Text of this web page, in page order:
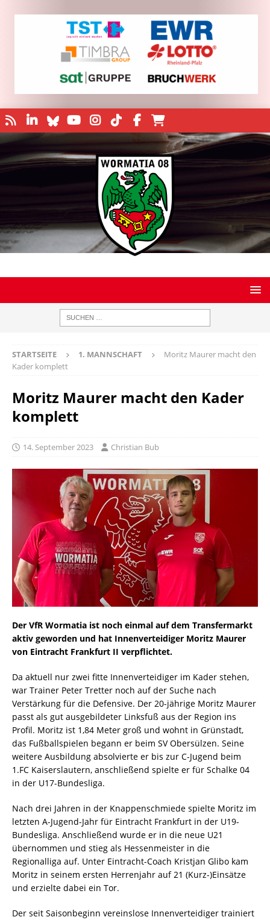
STARTSEITE 1. MANNSCHAFT
Moritz Maurer macht den
Kader komplett
Moritz Maurer macht den Kader
komplett
14. September 2023 Christian Bub
Der VfR Wormatia ist noch einmal auf dem Transfermarkt
aktiv geworden und hat Innenverteidiger Moritz Maurer
von Eintracht Frankfurt II verpflichtet.
Da aktuell nur zwei fitte Innenverteidiger im Kader stehen,
war Trainer Peter Tretter noch auf der Suche nach
Verstärkung für die Defensive. Der 20-jährige Moritz Maurer
passt als gut ausgebildeter Linksfuß aus der Region ins
Profil. Moritz ist 1,84 Meter groß und wohnt in Grünstadt,
das Fußballspielen begann er beim SV Obersülzen. Seine
weitere Ausbildung absolvierte er bis zur C-Jugend beim
1.FC Kaiserslautern, anschließend spielte er für Schalke 04
in der U17-Bundesliga.
Nach drei Jahren in der Knappenschmiede spielte Moritz im
letzten A-Jugend-Jahr für Eintracht Frankfurt in der U19-
Bundesliga. Anschließend wurde er in die neue U21
übernommen und stieg als Hessenmeister in die
Regionalliga auf. Unter Eintracht-Coach Kristjan Glibo kam
Moritz in seinem ersten Herrenjahr auf 21 (Kurz-)Einsätze
und erzielte dabei ein Tor.
Der seit Saisonbeginn vereinslose Innenverteidiger trainiert